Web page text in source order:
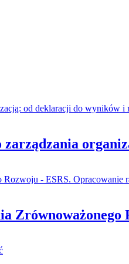
zarządzania